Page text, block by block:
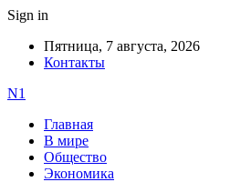
Sign in
Пятница, 7 августа, 2026
Контакты
N1
Главная
В мире
Общество
Экономика